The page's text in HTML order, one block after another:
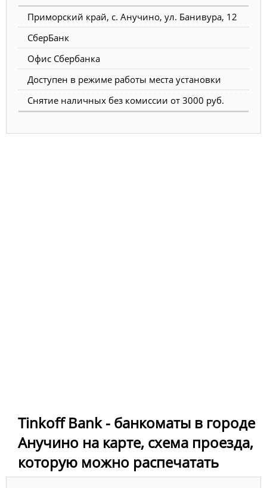
Приморский край, с. Анучино, ул. Банивура, 12
СберБанк
Офис Сбербанка
Доступен в режиме работы места установки
Снятие наличных без комиссии от 3000 руб.
Tinkoff Bank - банкоматы в городе
Анучино на карте, схема проезда,
которую можно распечатать